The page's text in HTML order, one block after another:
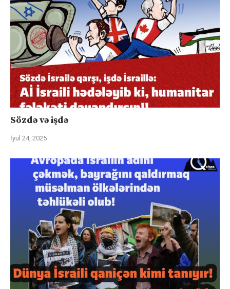
Sözdə və işdə
İyul 24, 2025